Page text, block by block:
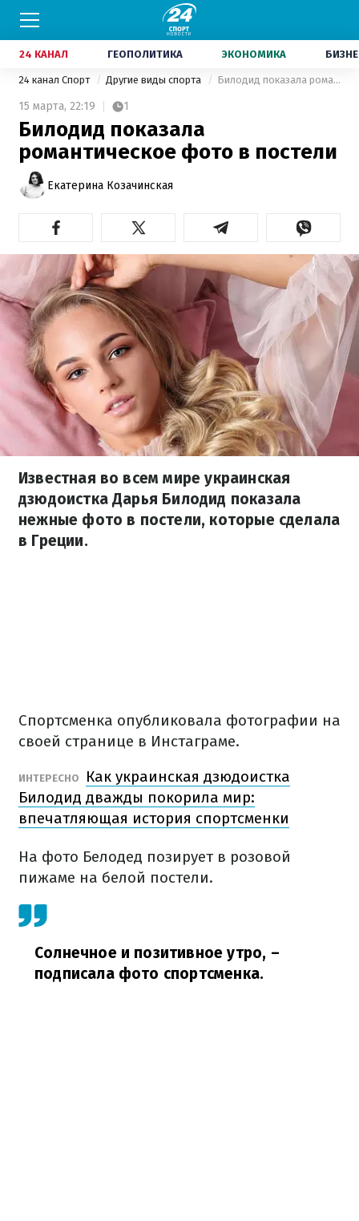
24 КАНАЛ ГЕОПОЛИТИКА ЭКОНОМИКА
24 канал Спорт Другие виды спорта Билодид показала романтическое фото в постели
15 марта, 22:19 1
Билодид показала
романтическое фото в постели
Екатерина Козачинская
Известная во всем мире украинская
дзюдоистка Дарья Билодид показала
нежные фото в постели, которые сделала
в Греции.
Спортсменка опубликовала фотографии на
своей странице в Инстаграме.
ИНТЕРЕСНО
Как украинская дзюдоистка
Билодид дважды покорила мир:
впечатляющая история спортсменки
На фото Белодед позирует в розовой
пижаме на белой постели.
Солнечное и позитивное утро, –
подписала фото спортсменка.